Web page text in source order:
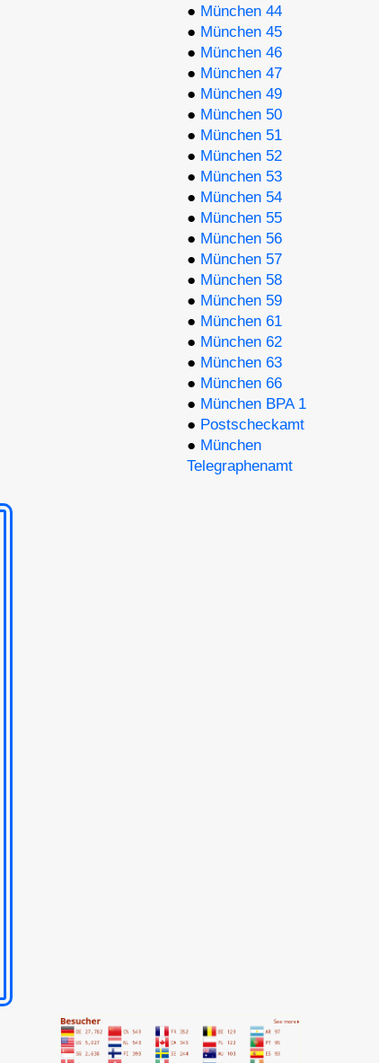
● München 44
● München 45
● München 46
● München 47
● München 49
● München 50
● München 51
● München 52
● München 53
● München 54
● München 55
● München 56
● München 57
● München 58
● München 59
● München 61
● München 62
● München 63
● München 66
● München BPA 1
● Postscheckamt
● München
Telegraphenamt